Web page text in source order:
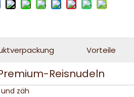
Vorteile
Reisnudeln
zäh